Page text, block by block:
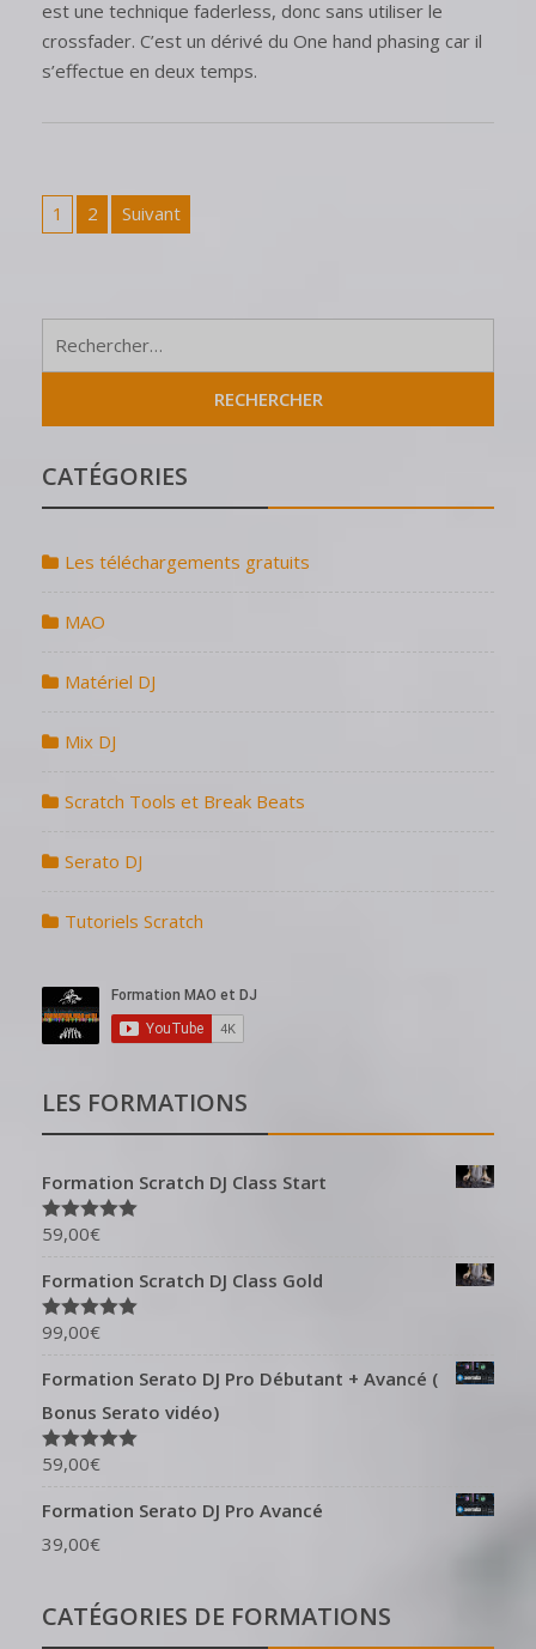
est une technique faderless, donc sans utiliser le
crossfader. C’est un dérivé du One hand phasing car il
s’effectue en deux temps.
1 2 Suivant
CATÉGORIES
Les téléchargements gratuits
MAO
Matériel DJ
Mix DJ
Scratch Tools et Break Beats
Serato DJ
Tutoriels Scratch
LES FORMATIONS
Formation Scratch DJ Class Start
Note5.00
59,00€
Formation Scratch DJ Class Gold
Note5.00
99,00€
Formation Serato DJ Pro Débutant + Avancé (
Bonus Serato vidéo)
Note5.00
sur 5
59,00€
Formation Serato DJ Pro Avancé
39,00€
CATÉGORIES DE FORMATIONS